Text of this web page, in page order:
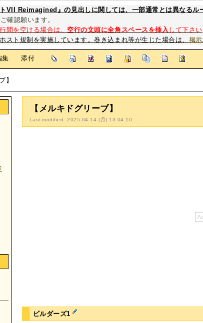
トVII Reimagined』の見出しに関しては、一部通常とは異なるル
確認願います。
間を空ける場合は、 空行の文頭に全角スペースを挿入 して下さい
スト規制を実施しています。巻き込まれ等が生じた場合は、 掲
集 添付
】
【メルキドグリーブ】
Last-modified: 2025-04-14 (月) 13:04:10
ビルダーズ1